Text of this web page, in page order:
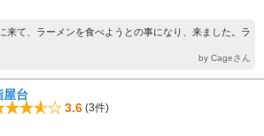
来て、ラーメンを食べようとの事になり、来ました。ラ
by Cageさん
屋台
3.6 (3件)